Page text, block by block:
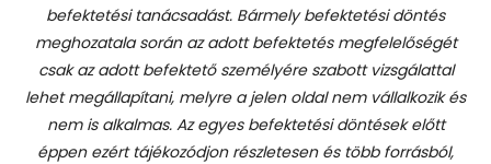
befektetési tanácsadást. Bármely befektetési döntés
meghozatala során az adott befektetés megfelelőségét
csak az adott befektető személyére szabott vizsgálattal
lehet megállapítani, melyre a jelen oldal nem vállalkozik és
nem is alkalmas. Az egyes befektetési döntések előtt
éppen ezért tájékozódjon részletesen és több forrásból,